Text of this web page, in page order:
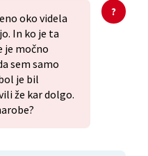
oko videla
In ko je ta
je močno
sem samo
je bil
že kar dolgo.